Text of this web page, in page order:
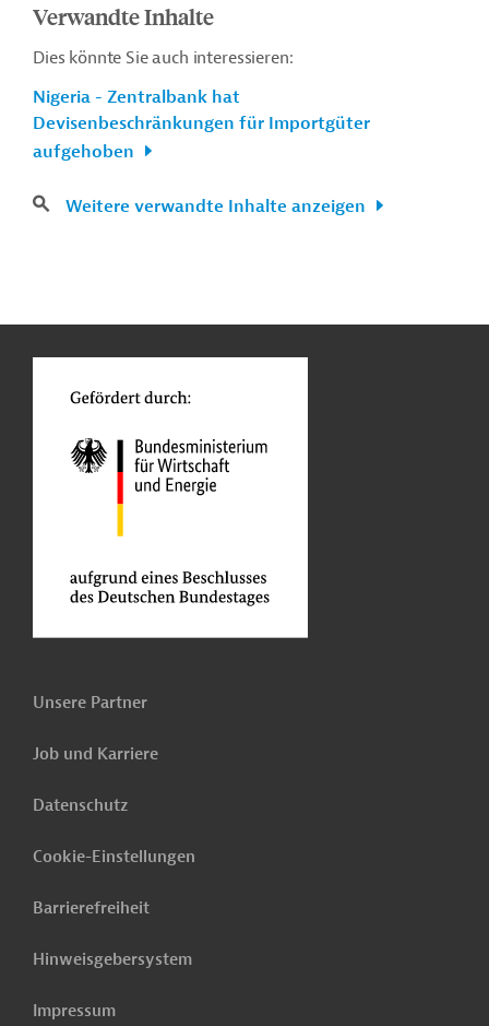
Verwandte Inhalte
Dies könnte Sie auch interessieren:
Nigeria - Zentralbank hat
Devisenbeschränkungen für Importgüter
aufgehoben
Weitere verwandte Inhalte anzeigen
Unsere Partner
Job und Karriere
Datenschutz
Cookie-Einstellungen
Barrierefreiheit
Hinweisgebersystem
Impressum